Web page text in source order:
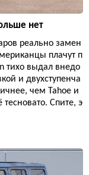
нет
реально замен
плачут п
тихо выдал внедо
и двухступенча
чем Tahoe и
Спите, э